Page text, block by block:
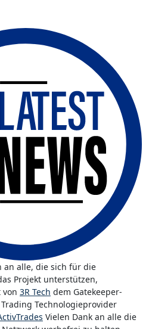
an alle, die sich für die
Projekt unterstützen,
von 3R Tech dem Gatekeeper-
Technologieprovider
Vielen Dank an alle die